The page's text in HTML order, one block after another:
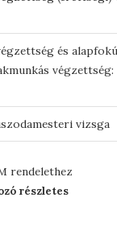
és
végzettség:
vizsga
rendelethez
részletes